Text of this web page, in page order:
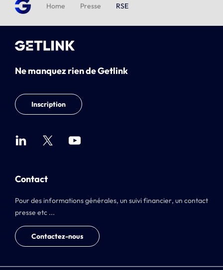
Home Presse RSE
Ne manquez rien de Getlink
Inscription
Contact
Pour des informations générales, un suivi financier, un contact
presse etc ...
Contactez-nous